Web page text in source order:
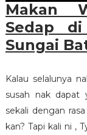
Makan
Sedap
Sungai
Kalau selalunya
susah nak dapat
sekali dengan
kan? Tapi kali ni ,